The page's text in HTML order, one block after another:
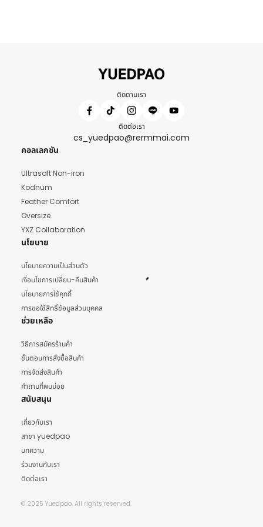
ติดตามเรา
ติดต่อเรา
cs_yuedpao@rermmai.com
คอลเลกชัน
Ultrasoft Non-iron
Kodnum
Feather Comfort
Oversize
YXZ Collaboration
นโยบาย
นโยบายความเป็นส่วนตัว
เงื่อนไขการเปลี่ยน-คืนสินค้า
นโยบายการใช้คุกกี้
การขอใช้สิทธิ์ข้อมูลส่วนบุคคล
ช่วยเหลือ
วิธีการสมัครร้านค้า
ขั้นตอนการสั่งซื้อสินค้า
การจัดส่งสินค้า
คำถามที่พบบ่อย
สนับสนุน
เกี่ยวกับเรา
สาขา yuedpao
บทความ
ร่วมงานกับเรา
ติดต่อเรา
© 2025 Yuedpao. All rights reserved.